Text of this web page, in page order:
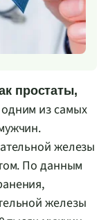
простаты,
из самых
железы
По данным
железы